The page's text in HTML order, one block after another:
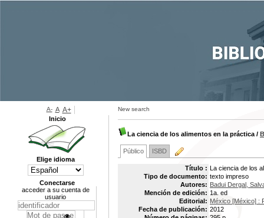
New search
La ciencia de los alimentos en la práctica /
Público ISBD
Título : La ciencia de los
Tipo de documento: texto impreso
Autores: Badui Dergal,
Mención de edición: 1a. ed
Editorial: México [México] :
Fecha de publicación: 2012
A- A A+
Inicio
Elige idioma
Conectarse
acceder a su cuenta de
usuario